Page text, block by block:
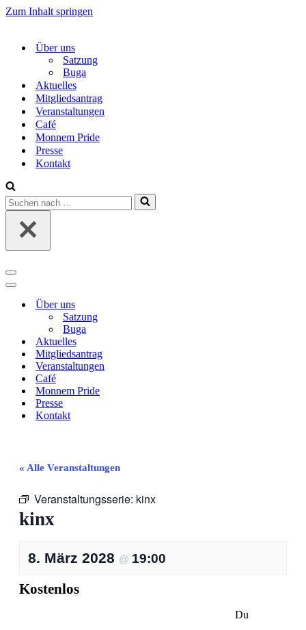
Zum Inhalt springen
Über uns
Satzung
Buga
Aktuelles
Mitgliedsantrag
Veranstaltungen
Café
Monnem Pride
Presse
Kontakt
Suchen
nach …
Navigations-
Menü
Navigations-
Über uns
Satzung
Buga
Aktuelles
Mitgliedsantrag
Veranstaltungen
Café
Monnem Pride
Presse
Kontakt
« Alle Veranstaltungen
Veranstaltungsserie: kinx
kinx
8. März 2028 @ 19:00
Kostenlos
Du